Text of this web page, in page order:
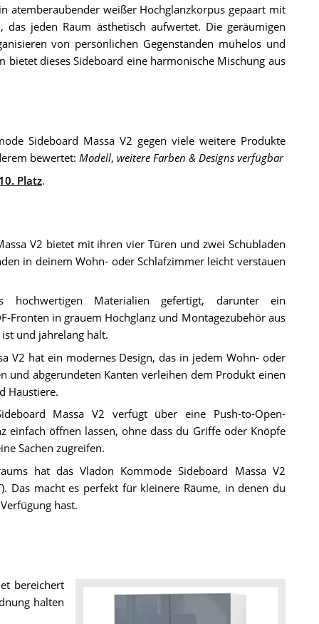
atemberaubender weißer Hochglanzkorpus gepaart mit
das jeden Raum ästhetisch aufwertet. Die geräumigen
von persönlichen Gegenständen mühelos und
dieses Sideboard eine harmonische Mischung aus
Sideboard Massa V2 gegen viele weitere Produkte
bewertet: Modell, weitere Farben & Designs verfügbar
10. Platz.
V2 bietet mit ihren vier Türen und zwei Schubladen
in deinem Wohn- oder Schlafzimmer leicht verstauen
Materialien gefertigt, darunter ein
Fronten in grauem Hochglanz und Montagezubehör aus
und jahrelang hält.
V2 hat ein modernes Design, das in jedem Wohn- oder
und abgerundeten Kanten verleihen dem Produkt einen
Haustiere.
Massa V2 verfügt über eine Push-to-Open-
einfach öffnen lassen, ohne dass du Griffe oder Knöpfe
Sachen zugreifen.
hat das Vladon Kommode Sideboard Massa V2
Das macht es perfekt für kleinere Räume, in denen du
hast.
bereichert
halten